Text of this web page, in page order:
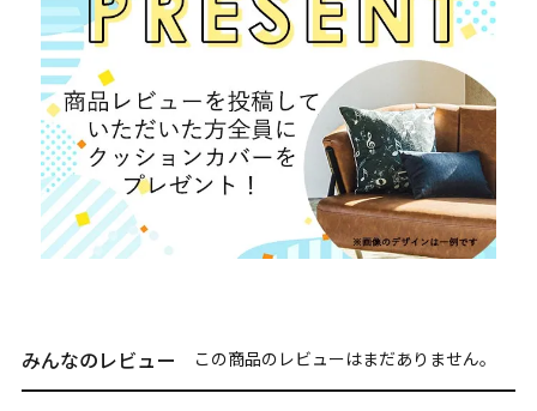
みんなのレビュー この商品のレビューはまだありません。